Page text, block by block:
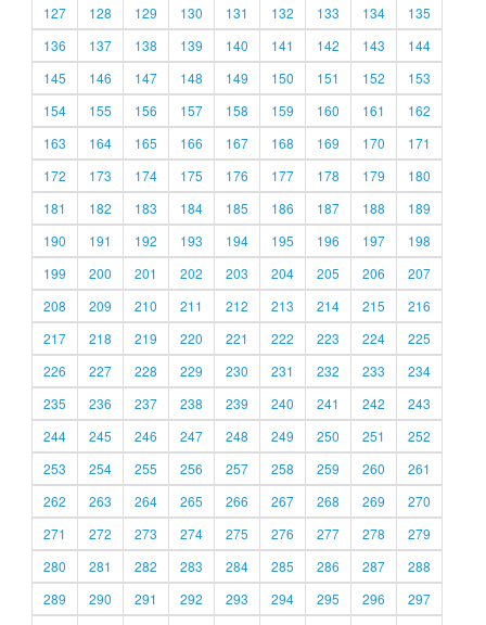
127
128 129 130 131 132 133 134
135
136
137 138 139 140 141 142 143
144
145
146 147 148 149 150 151 152
153
154
155 156 157 158 159 160 161
162
163
164 165 166 167 168 169 170
171
172
173 174 175 176 177 178 179
180
181
182 183 184 185 186 187 188
189
190
191 192 193 194 195 196 197
198
199
200 201 202 203 204 205 206
207
208
209 210 211 212 213 214 215
216
217
218 219 220 221 222 223 224
225
226
227 228 229 230 231 232 233
234
235
236 237 238 239 240 241 242
243
244
245 246 247 248 249 250 251
252
253
254 255 256 257 258 259 260
261
262
263 264 265 266 267 268 269
270
271
272 273 274 275 276 277 278
279
280
281 282 283 284 285 286 287
288
289
290 291 292 293 294 295 296
297